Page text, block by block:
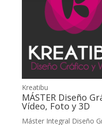
Kreatibu
MÁSTER Diseño
Vídeo, Foto y 3D
Máster Integral Diseño